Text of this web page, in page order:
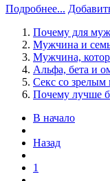
Подробнее...
Почему для
Мужчина и
Мужчина,
Альфа, бета и
Секс со
Почему лучше
В начало
Назад
1